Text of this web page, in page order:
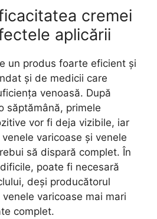
cremei
aplicării
un produs foarte eficient și
și de medicii care
venoasă. După
săptămână, primele
vor fi deja vizibile, iar
varicoase și venele
să dispară complet. În
poate fi necesară
deși producătorul
varicoase mai mari
complet.